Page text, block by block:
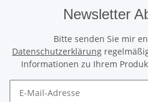
Newsletter
Bitte senden Sie mir
Datenschutzerklärung
Informationen zu Ihrem